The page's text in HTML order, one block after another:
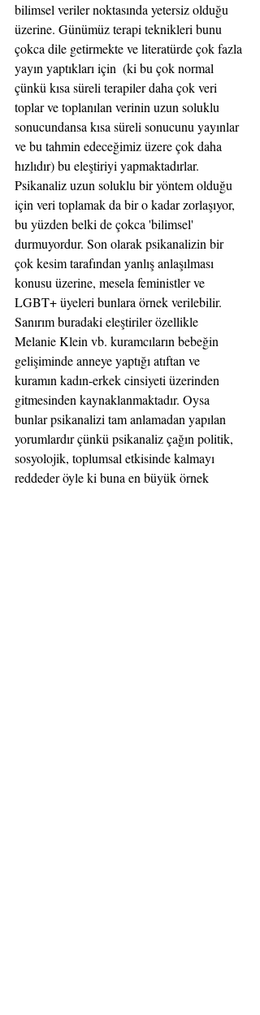
bilimsel veriler noktasında yetersiz olduğu
üzerine. Günümüz terapi teknikleri bunu
çokca dile getirmekte ve literatürde çok fazla
yayın yaptıkları için  (ki bu çok normal
çünkü kısa süreli terapiler daha çok veri
toplar ve toplanılan verinin uzun soluklu
sonucundansa kısa süreli sonucunu yayınlar
ve bu tahmin edeceğimiz üzere çok daha
hızlıdır) bu eleştiriyi yapmaktadırlar.
Psikanaliz uzun soluklu bir yöntem olduğu
için veri toplamak da bir o kadar zorlaşıyor,
bu yüzden belki de çokca 'bilimsel'
durmuyordur. Son olarak psikanalizin bir
çok kesim tarafından yanlış anlaşılması
konusu üzerine, mesela feministler ve
LGBT+ üyeleri bunlara örnek verilebilir.
Sanırım buradaki eleştiriler özellikle
Melanie Klein vb. kuramcıların bebeğin
gelişiminde anneye yaptığı atıftan ve
kuramın kadın-erkek cinsiyeti üzerinden
gitmesinden kaynaklanmaktadır. Oysa
bunlar psikanalizi tam anlamadan yapılan
yorumlardır çünkü psikanaliz çağın politik,
sosyolojik, toplumsal etkisinde kalmayı
reddeder öyle ki buna en büyük örnek